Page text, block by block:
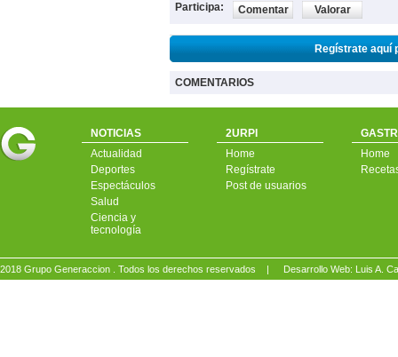
Participa: Comentar Valorar
Regístrate aquí
COMENTARIOS
NOTICIAS
Actualidad
Deportes
Espectáculos
Salud
Ciencia y
tecnología
2URPI
Home
Regístrate
Post de usuarios
Home
2018 Grupo Generaccion . Todos los derechos reservados | Desarrollo Web: Luis